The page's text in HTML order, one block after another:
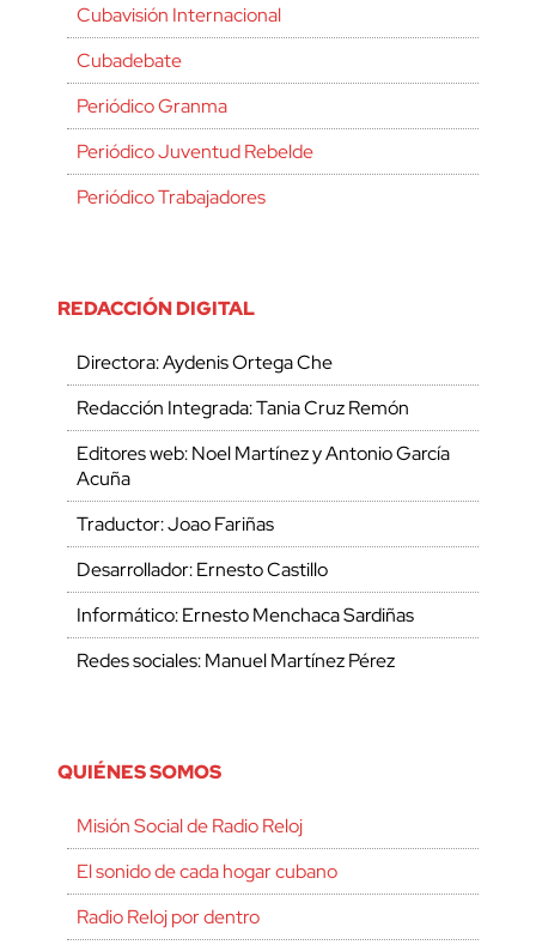
Cubavisión Internacional
Cubadebate
Periódico Granma
Periódico Juventud Rebelde
Periódico Trabajadores
REDACCIÓN DIGITAL
Directora: Aydenis Ortega Che
Redacción Integrada: Tania Cruz Remón
Editores web: Noel Martínez y Antonio García
Acuña
Traductor: Joao Fariñas
Desarrollador: Ernesto Castillo
Informático: Ernesto Menchaca Sardiñas
Redes sociales: Manuel Martínez Pérez
QUIÉNES SOMOS
Misión Social de Radio Reloj
El sonido de cada hogar cubano
Radio Reloj por dentro